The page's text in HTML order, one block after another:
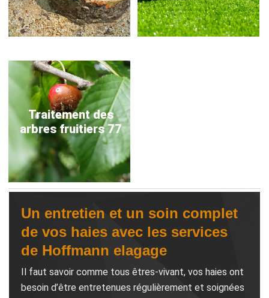
Traitement des
arbres fruitiers 77
Un entretien et un soin complet
de vos haies avec les services
de Hoffmann elagage
Il faut savoir comme tous êtres-vivant, vos haies ont
besoin d’être entretenues régulièrement et soignées